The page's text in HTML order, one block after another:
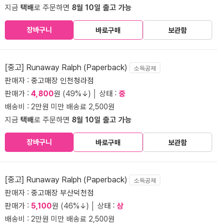
지금 택배로 주문하면 8월 10일 출고 가능
장바구니 바로구매 보관함
[중고] Runaway Ralph (Paperback) 소득공제
판매자 : 중고매장 인천청라점
판매가 : 4,800원 (49%↓) │ 상태 : 중
배송비 : 2만원 미만 배송료 2,500원
지금 택배로 주문하면 8월 10일 출고 가능
장바구니 바로구매 보관함
[중고] Runaway Ralph (Paperback) 소득공제
판매자 : 중고매장 부산덕천점
판매가 : 5,100원 (46%↓) │ 상태 : 상
배송비 : 2만원 미만 배송료 2,500원